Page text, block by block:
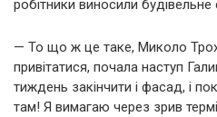
робітники виносили будівельне
— То що ж це таке, Миколо
привітатися, почала наступ
тиждень закінчити і фасад, і
там! Я вимагаю через зрив